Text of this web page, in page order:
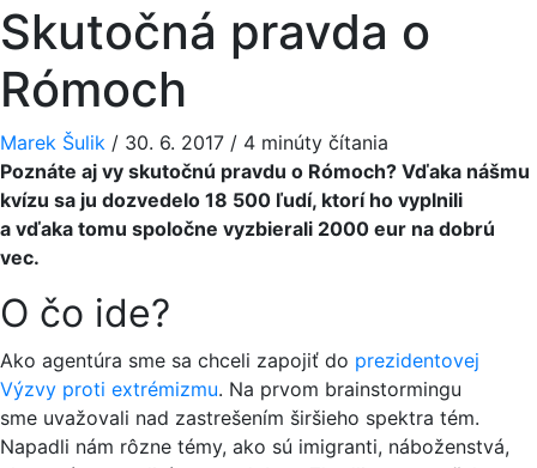
Skutočná pravda o
Rómoch
Marek Šulik / 30. 6. 2017 / 4 minúty čítania
Poznáte aj vy skutočnú pravdu o Rómoch? Vďaka nášmu
kvízu sa ju dozvedelo 18 500 ľudí, ktorí ho vyplnili
a vďaka tomu spoločne vyzbierali 2000 eur na dobrú
vec.
O čo ide?
Ako agentúra sme sa chceli zapojiť do prezidentovej
Výzvy proti extrémizmu. Na prvom brainstormingu
sme uvažovali nad zastrešením širšieho spektra tém.
Napadli nám rôzne témy, ako sú imigranti, náboženstvá,